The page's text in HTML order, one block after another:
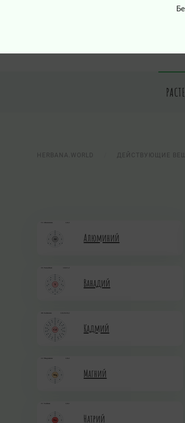
HERBANA.WORLD ДЕЙСТВУЮЩИЕ
Алюминий
Ванадий
Кадмий
Магний
Натрий